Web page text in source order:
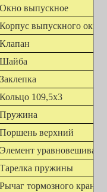
Окно выпускное
Корпус выпускного окна
Клапан
Шайба
Заклепка
Кольцо 109,5х3
Пружина
Поршень верхний
Элемент
Тарелка пружины
Рычаг тормозного крана